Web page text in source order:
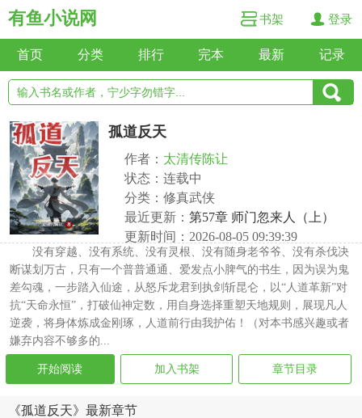
有鱼小说网 书架 登录
首页 分类 排行 完本 最新 记录
孤道反天
作者： 太清传陈让
状态：连载中
分类：修真武侠
最近更新： 第57章 师门忽来人（上）
更新时间：2026-08-05 09:39:39
没有穿越、没有系统、没有灵根、没有随身老爷爷、没有杀伐决
断谋划万古，只有一个普普通通、爱发点小脾气的书生，因为误为鬼
差勾魂，一步踏入仙途，从怒斥龙君到执剑斩昆仑，以“人道革新”对
抗“天命永恒”，打破仙神定数，用自身选择重塑天地规则，展现凡人
逆袭，将身体炼成金刚琢，人道前行由我护佑！（对本书感兴趣或者
嫌弃内容不够多的...
开始阅读 加入书架 章节目录
《孤道反天》最新章节